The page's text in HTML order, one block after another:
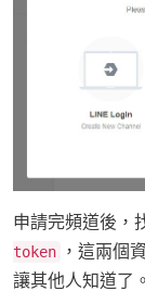
申請完頻道後，
token
，這兩個
讓其他人知道了。